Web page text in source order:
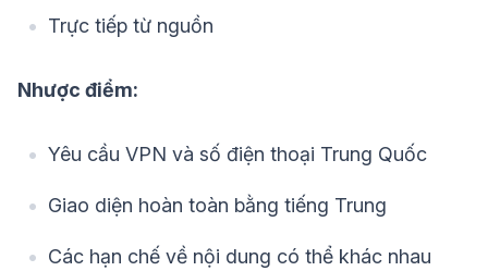
Trực tiếp từ nguồn
Nhược điểm:
Yêu cầu VPN và số điện thoại Trung Quốc
Giao diện hoàn toàn bằng tiếng Trung
Các hạn chế về nội dung có thể khác nhau